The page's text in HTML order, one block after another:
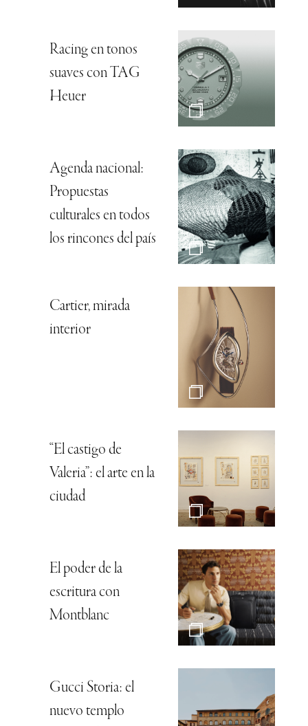
Racing en tonos
suaves con TAG
Heuer
Agenda nacional:
Propuestas
culturales en todos
los rincones del país
Cartier, mirada
interior
“El castigo de
Valeria”: el arte en la
ciudad
El poder de la
escritura con
Montblanc
Gucci Storia: el
nuevo templo